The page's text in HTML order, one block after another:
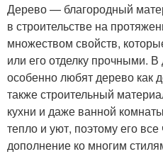
Дерево — благородный
в строительстве на
множеством свойств,
или его отделку прочными.
особенно любят дерево как
также строительный
кухни и даже ванной
тепло и уют, поэтому его
дополнение ко многим